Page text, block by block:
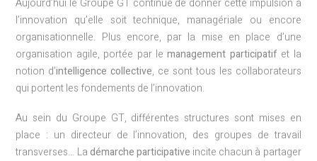
Aujourd’hui le Groupe GT continue de donner cette impulsion à
l’innovation qu’elle soit technique, managériale ou encore
organisationnelle. Plus encore, par la mise en place d’une
organisation agile, portée par lemanagement participatifet la
notion d’intelligence collective, ce sont tous les collaborateurs
qui portent les fondements de l’innovation.
Au sein du Groupe GT, différentes structures sont mises en
place : un directeur de l’innovation, des groupes de travail
transverses… Ladémarche participative incite chacun à partager